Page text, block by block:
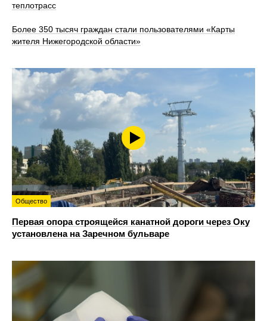
теплотрасс
Более 350 тысяч граждан стали пользователями «Карты
жителя Нижегородской области»
Общество
Первая опора строящейся канатной дороги через Оку
установлена на Заречном бульваре